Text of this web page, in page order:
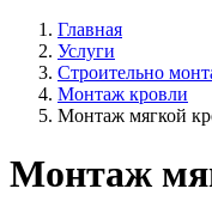
Главная
Услуги
Строительно
Монтаж кровли
Монтаж мягкой
Монтаж